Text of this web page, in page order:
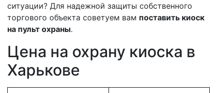
ситуации? Для надежной защиты собственного
торгового объекта советуем вам поставить киоск
на пульт охраны.
Цена на охрану киоска в
Харькове